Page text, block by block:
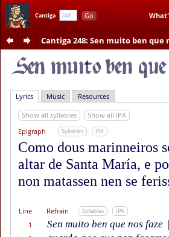
Cantiga Go
Cantiga 248: Sen muito ben que
Lyrics Music Resources
Show all syllables
Show all IPA
Epigraph
Syllables IPA
Como dous marinneiros
altar de Santa María, e
non matassen nen se
Line Refrain Syllables IPA
1 Sen muito ben que nos faze |